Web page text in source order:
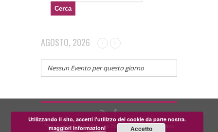
AGOSTO, 2026
Nessun Evento per questo giorno
Teatrino dei Fondi APS - via Zara, 58 56024 Corazzano
Utilizzando il sito, accetti l'utilizzo dei cookie da parte nostra.
maggiori informazioni
Accetto